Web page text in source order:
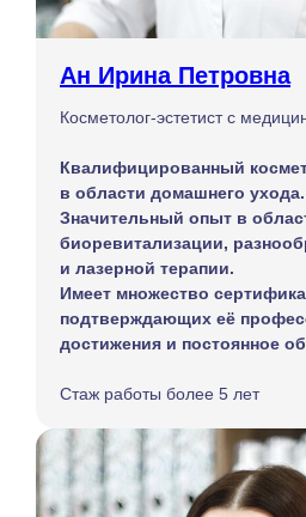
Ан Ирина Петровна
Косметолог-эстетист с
Квалифицированный
в области домашнего ухода.
Значительный опыт в
биоревитализации,
и лазерной терапии.
Имеет множество
подтверждающих её
достижения и постоянное
Стаж работы более 5 лет